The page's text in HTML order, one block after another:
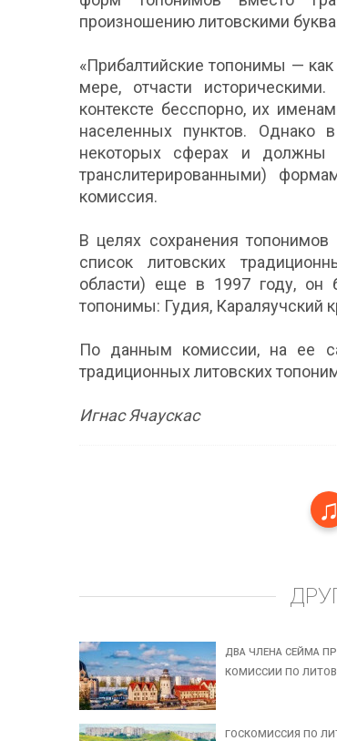
произношению литовскими
«Прибалтийские топонимы —
мере, отчасти
контексте бесспорно, их
населенных пунктов. Однако
некоторых сферах и должны
транслитерированными)
комиссия.
В целях сохранения
список литовских
области) еще в 1997 году, он
топонимы: Гудия, Караляучский
По данным комиссии, на ее
традиционных литовских
Игнас Ячаускас
ДВА ЧЛЕНА СЕЙМА
КОМИССИИ ПО
ГОСКОМИССИЯ ПО